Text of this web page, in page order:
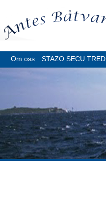
Om oss STAZO SECU TRED